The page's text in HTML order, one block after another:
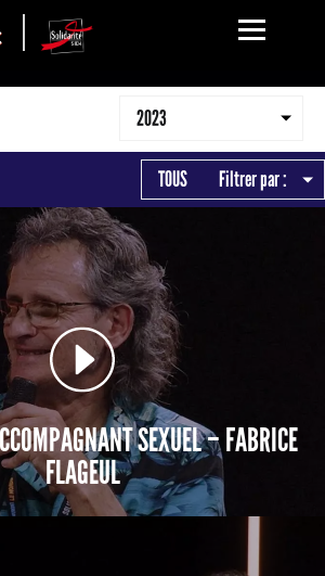
2023
TOUS Filtrer par :
SEXUEL – FABRICE
FLAGEUL